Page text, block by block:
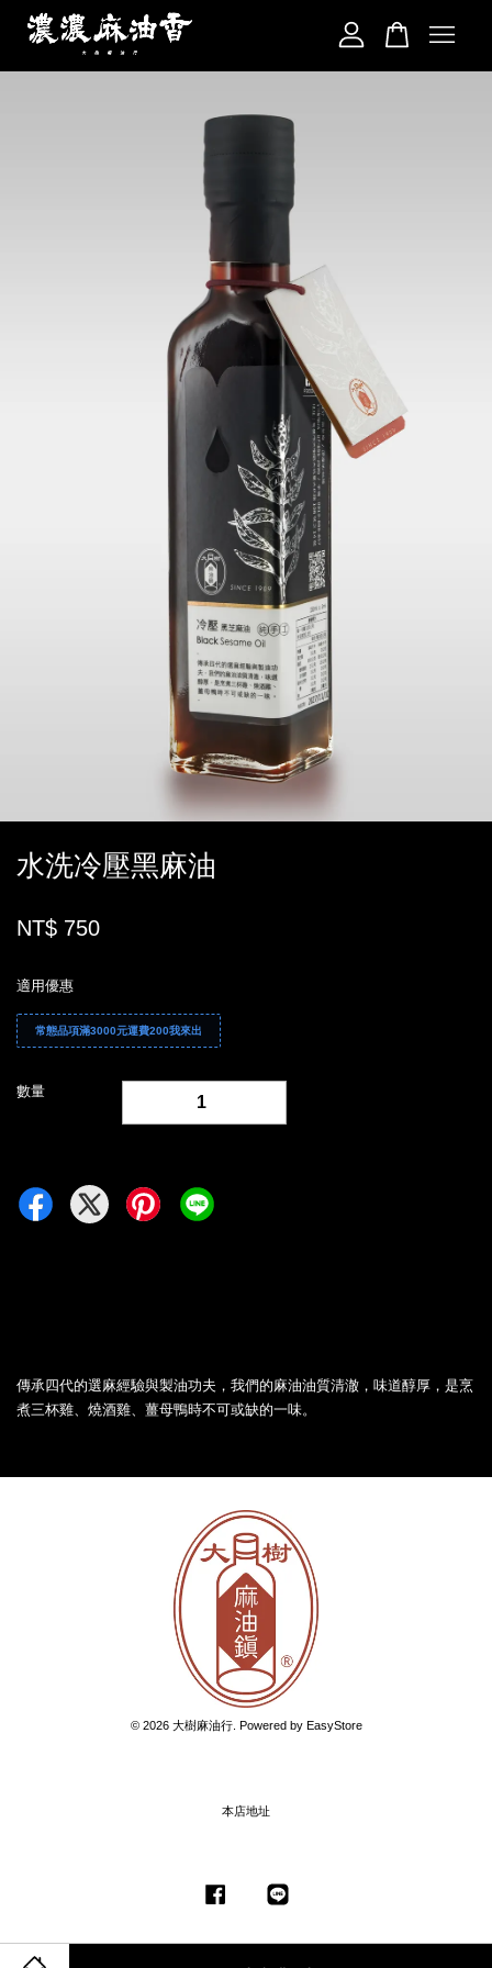
水洗冷壓黑麻油
NT$ 750
適用優惠
常態品項滿3000元運費200我來出
數量
傳承四代的選麻經驗與製油功夫，我們的麻油油質清澈，味道醇厚，是烹
煮三杯雞、燒酒雞、薑母鴨時不可或缺的一味。
© 2026 大樹麻油行. Powered by EasyStore
本店地址
Facebook
您的購物車目前還是空的。